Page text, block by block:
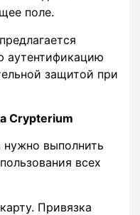
поле.
аутентификацию
защитой при
Crypterium
выполнить
всех
Привязка